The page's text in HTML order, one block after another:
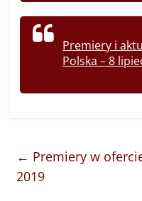
Premiery i
Polska – 8
← Premiery w
2019